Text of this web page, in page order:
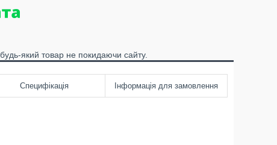
який товар не покидаючи сайту.
Специфікація Інформація для замовлення